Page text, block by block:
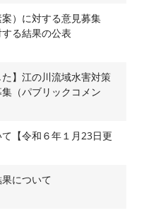
）に対する意見募集
する結果の公表
た】江の川流域水害対策
（パブリックコメン
【令和６年１月23日更
について